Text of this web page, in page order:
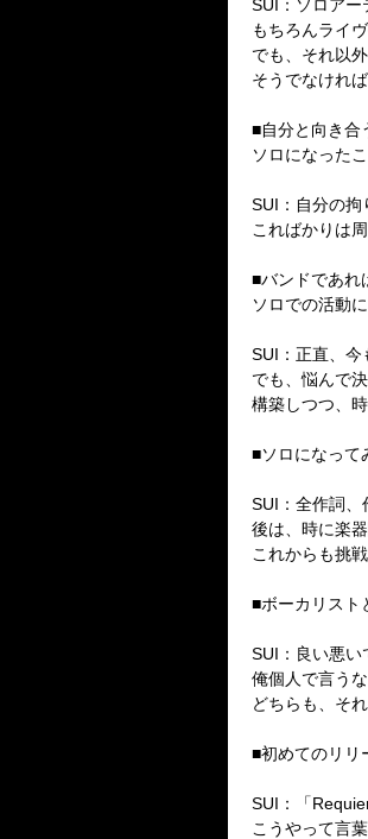
SUI：ソロアー
もちろんライ
でも、それ以
そうでなけれ
■自分と向き合
ソロになった
SUI：自分の拘
こればかりは
■バンドであれ
ソロでの活動
SUI：正直、今
でも、悩んで
構築しつつ、
■ソロになって
SUI：全作詞、
後は、時に楽
これからも挑
■ボーカリスト
SUI：良い悪い
俺個人で言う
どちらも、そ
■初めてのリリ
SUI：「
こうやって言